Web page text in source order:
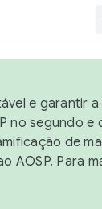
e garantir
no segundo e
de
AOSP. Para